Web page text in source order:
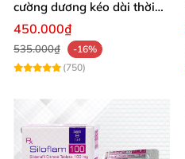
cường dương kéo dài thời
gian - Kiến Vàng Đen Tây
450.000₫
535.000₫
-16%
(750)